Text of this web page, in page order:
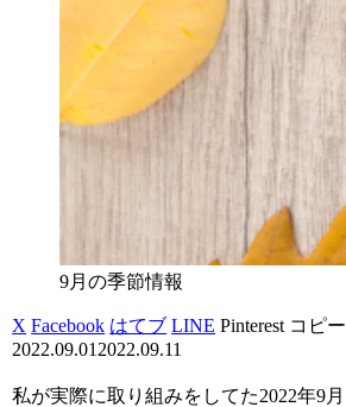
9月の季節情報
X Facebook はてブ LINE Pinterest コピー
2022.09.01 2022.09.11
私が実際に取り組みをしてた2022年9月